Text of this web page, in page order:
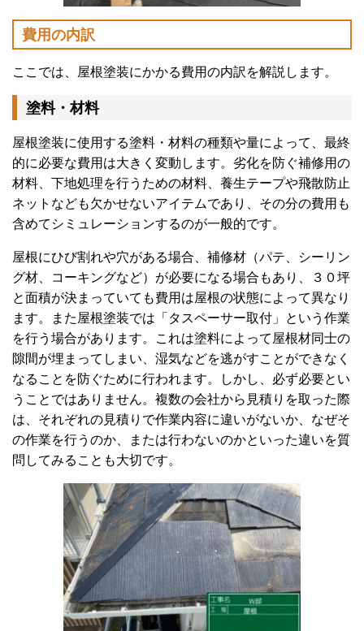
費用の内訳
ここでは、屋根塗装にかかる費用の内訳を解説します。
塗料・材料
屋根塗装に使用する塗料・材料の種類や量によって、最終
的に必要な費用は大きく変動します。劣化を防ぐ補修用の
材料、下地処理を行うための材料、養生テープや飛散防止
ネットなども欠かせないアイテムであり、その分の費用も
含めてシミュレーションするのが一般的です。
屋根にひび割れや穴がある場合、補修材（パテ、シーリン
グ材、コーキングなど）が必要になる場合もあり、３０坪
と面積が決まっていても費用は屋根の状態によって異なり
ます。また屋根塗装では「タスペーサー取付」という作業
を行う場合があります。これは塗料によって屋根材同士の
隙間が埋まってしまい、湿気などを逃がすことができなく
なることを防ぐために行われます。しかし、必ず必要とい
うことではありません。複数の会社から見積りを取った際
は、それぞれの見積りで作業内容に違いがないか、なぜそ
の作業を行うのか、または行わないのかといった違いを質
問してみることも大切です。